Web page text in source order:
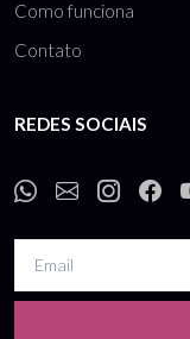
Como funciona
Contato
REDES SOCIAIS